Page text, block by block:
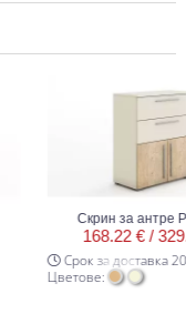
Скрин за антре
168.22 € /
Срок за доставка 20 р.д
Цветове: